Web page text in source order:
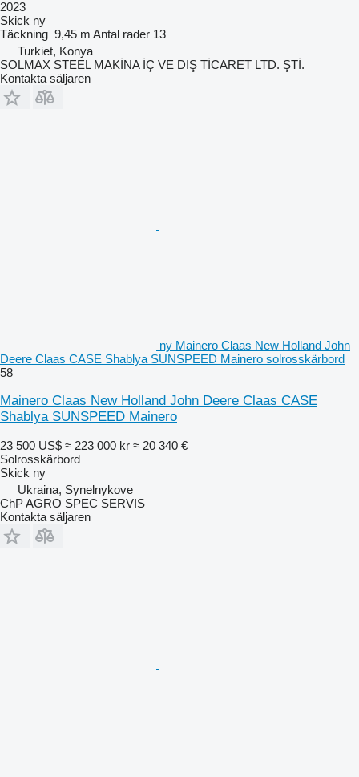
2023
Skick ny
Täckning 9,45 m Antal rader 13
Turkiet, Konya
SOLMAX STEEL MAKİNA İÇ VE DIŞ TİCARET LTD. ŞTİ.
Kontakta säljaren
ny Mainero Claas New Holland John
Deere Claas CASE Shablya SUNSPEED Mainero solrosskärbord
58
Mainero Claas New Holland John Deere Claas CASE
Shablya SUNSPEED Mainero
23 500 US$ ≈ 223 000 kr ≈ 20 340 €
Solrosskärbord
Skick ny
Ukraina, Synelnykove
ChP AGRO SPEC SERVIS
Kontakta säljaren